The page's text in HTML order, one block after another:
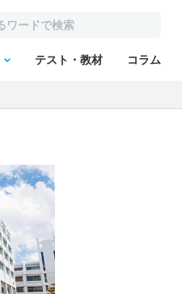
テスト・教材 コラム